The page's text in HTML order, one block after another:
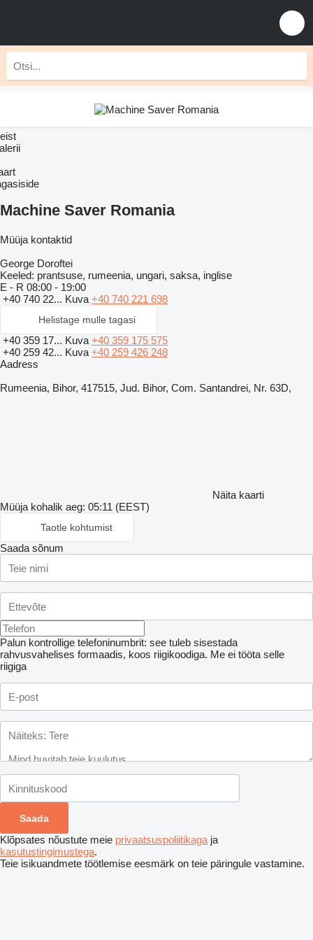
Machine Saver Romania
Müüja kontaktid
George Doroftei
Keeled: prantsuse, rumeenia, ungari, saksa, inglise
E - R 08:00 - 19:00
+40 740 22... Kuva +40 740 221 698
Helistage mulle tagasi
+40 359 17... Kuva +40 359 175 575
+40 259 42... Kuva +40 259 426 248
Aadress
Rumeenia, Bihor, 417515, Jud. Bihor, Com. Santandrei, Nr. 63D,
Näita kaarti
Müüja kohalik aeg: 05:11 (EEST)
Taotle kohtumist
Saada sõnum
Palun kontrollige telefoninumbrit: see tuleb sisestada
rahvusvahelises formaadis, koos riigikoodiga. Me ei tööta selle
riigiga
Klõpsates nõustute meie privaatsuspoliitikaga ja
kasutustingimustega.
Teie isikuandmete töötlemise eesmärk on teie päringule vastamine.